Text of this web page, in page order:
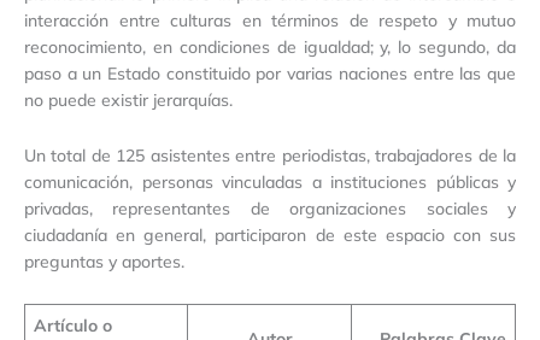
interacción entre culturas en términos de respeto y mutuo
reconocimiento, en condiciones de igualdad; y, lo segundo, da
paso a un Estado constituido por varias naciones entre las que
no puede existir jerarquías.
Un total de 125 asistentes entre periodistas, trabajadores de la
comunicación, personas vinculadas a instituciones públicas y
privadas, representantes de organizaciones sociales y
ciudadanía en general, participaron de este espacio con sus
preguntas y aportes.
Artículo o